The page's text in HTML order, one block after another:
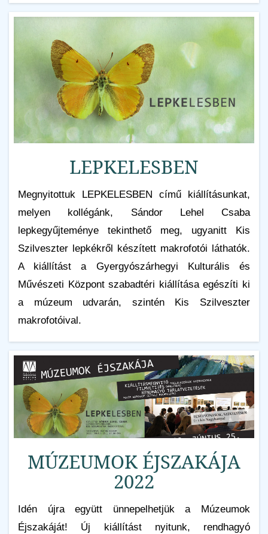
LEPKELESBEN
Megnyitottuk LEPKELESBEN című kiállításunkat,
melyen kollégánk, Sándor Lehel Csaba
lepkegyűjteménye tekinthető meg, ugyanitt Kis
Szilveszter lepkékről készített makrofotói láthatók.
A kiállítást a Gyergyószárhegyi Kulturális és
Művészeti Központ szabadtéri kiállítása egészíti ki
a múzeum udvarán, szintén Kis Szilveszter
makrofotóival.
MÚZEUMOK ÉJSZAKÁJA
2022
Idén újra együtt ünnepelhetjük a Múzeumok
Éjszakáját! Új kiállítást nyitunk, rendhagyó